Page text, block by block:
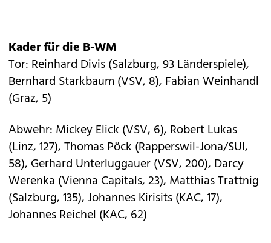
Kader für die B-WM
Tor: Reinhard Divis (Salzburg, 93 Länderspiele),
Bernhard Starkbaum (VSV, 8), Fabian Weinhandl
(Graz, 5)
Abwehr: Mickey Elick (VSV, 6), Robert Lukas
(Linz, 127), Thomas Pöck (Rapperswil-Jona/SUI,
58), Gerhard Unterluggauer (VSV, 200), Darcy
Werenka (Vienna Capitals, 23), Matthias Trattnig
(Salzburg, 135), Johannes Kirisits (KAC, 17),
Johannes Reichel (KAC, 62)